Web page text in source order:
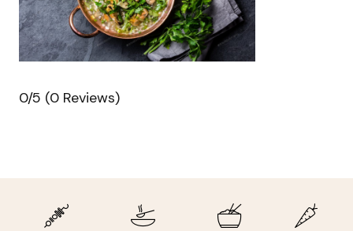
0/5 (0 Reviews)